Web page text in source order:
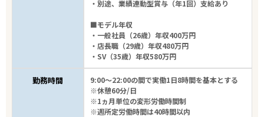
・別途、業績連動型賞与（年1回）支給あり
■モデル年収
・一般社員（26歳）年収400万円
・店長職（29歳）年収480万円
・SV（35歳）年収580万円
勤務時間
9:00～22:00の間で実働1日8時間を基本とする
※休憩60分/日
※1ヵ月単位の変形労働時間制
※週所定労働時間は40時間以内